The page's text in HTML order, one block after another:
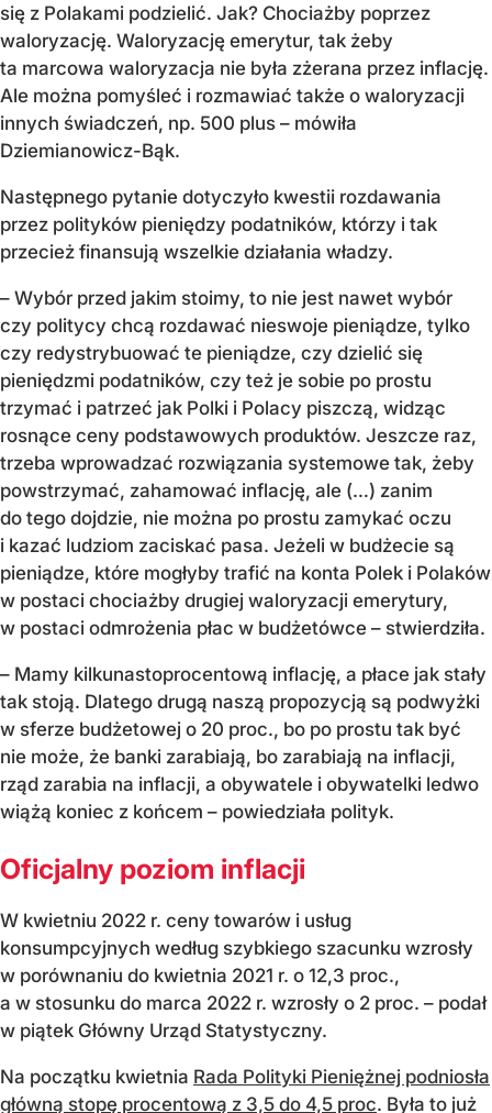
się z Polakami podzielić. Jak? Chociażby poprzez
waloryzację. Waloryzację emerytur, tak żeby
ta marcowa waloryzacja nie była zżerana przez inflację.
Ale można pomyśleć i rozmawiać także o waloryzacji
innych świadczeń, np. 500 plus – mówiła
Dziemianowicz-Bąk.
Następnego pytanie dotyczyło kwestii rozdawania
przez polityków pieniędzy podatników, którzy i tak
przecież finansują wszelkie działania władzy.
– Wybór przed jakim stoimy, to nie jest nawet wybór
czy politycy chcą rozdawać nieswoje pieniądze, tylko
czy redystrybuować te pieniądze, czy dzielić się
pieniędzmi podatników, czy też je sobie po prostu
trzymać i patrzeć jak Polki i Polacy piszczą, widząc
rosnące ceny podstawowych produktów. Jeszcze raz,
trzeba wprowadzać rozwiązania systemowe tak, żeby
powstrzymać, zahamować inflację, ale (…) zanim
do tego dojdzie, nie można po prostu zamykać oczu
i kazać ludziom zaciskać pasa. Jeżeli w budżecie są
pieniądze, które mogłyby trafić na konta Polek i Polaków
w postaci chociażby drugiej waloryzacji emerytury,
w postaci odmrożenia płac w budżetówce – stwierdziła.
– Mamy kilkunastoprocentową inflację, a płace jak stały
tak stoją. Dlatego drugą naszą propozycją są podwyżki
w sferze budżetowej o 20 proc., bo po prostu tak być
nie może, że banki zarabiają, bo zarabiają na inflacji,
rząd zarabia na inflacji, a obywatele i obywatelki ledwo
wiążą koniec z końcem – powiedziała polityk.
Oficjalny poziom inflacji
W kwietniu 2022 r. ceny towarów i usług
konsumpcyjnych według szybkiego szacunku wzrosły
w porównaniu do kwietnia 2021 r. o 12,3 proc.,
a w stosunku do marca 2022 r. wzrosły o 2 proc. – podał
w piątek Główny Urząd Statystyczny.
Na początku kwietnia Rada Polityki Pieniężnej podniosła
główną stopę procentową z 3,5 do 4,5 proc. Była to już